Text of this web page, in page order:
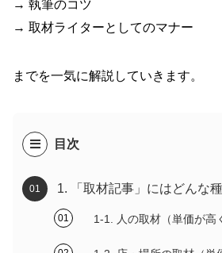
→ 執筆のコツ
→ 取材ライターとしてのマナー
までを一気に解説していきます。
目次
1. 「取材記事」にはどんな
1-1. 人の取材（単価が高